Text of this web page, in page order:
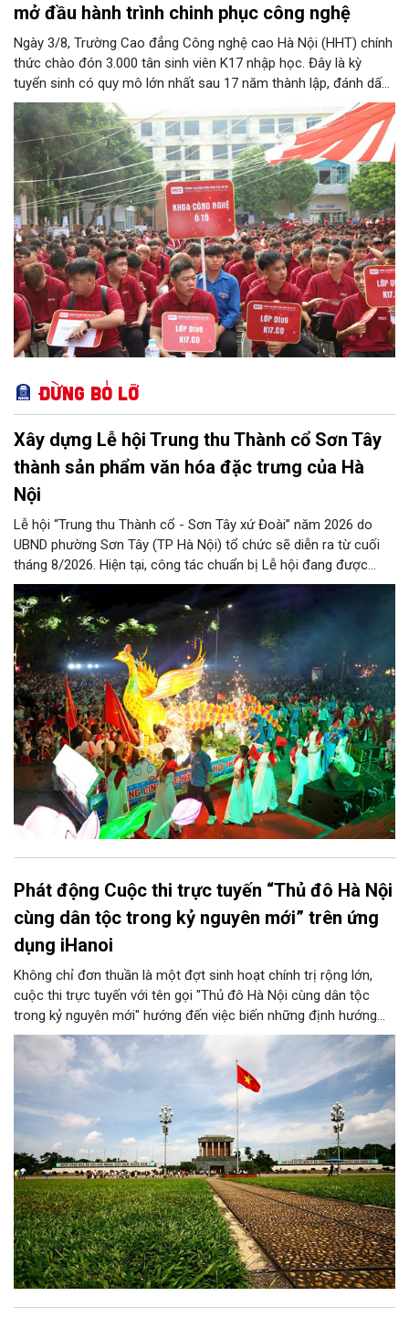
mở đầu hành trình chinh phục công nghệ
Ngày 3/8, Trường Cao đẳng Công nghệ cao Hà Nội (HHT) chính
thức chào đón 3.000 tân sinh viên K17 nhập học. Đây là kỳ
tuyển sinh có quy mô lớn nhất sau 17 năm thành lập, đánh dấu
bước chuyển mình quan trọng của nhà trường.
Đừng bỏ lỡ
Xây dựng Lễ hội Trung thu Thành cổ Sơn Tây
thành sản phẩm văn hóa đặc trưng của Hà
Nội
Lễ hội “Trung thu Thành cổ - Sơn Tây xứ Đoài” năm 2026 do
UBND phường Sơn Tây (TP Hà Nội) tổ chức sẽ diễn ra từ cuối
tháng 8/2026. Hiện tại, công tác chuẩn bị Lễ hội đang được
chính quyền phường Sơn Tây cùng các phòng, ban, ngành, đơn
vị và 25 tổ dân phố khẩn trương triển khai, tạo khí thế sôi nổi,
sẵn sàng mang đến cho Nhân dân và du khách một mùa Trung
thu quy mô, đặc sắc và giàu bản sắc văn hóa xứ Đoài.
Phát động Cuộc thi trực tuyến “Thủ đô Hà Nội
cùng dân tộc trong kỷ nguyên mới” trên ứng
dụng iHanoi
Không chỉ đơn thuần là một đợt sinh hoạt chính trị rộng lớn,
cuộc thi trực tuyến với tên gọi "Thủ đô Hà Nội cùng dân tộc
trong kỷ nguyên mới" hướng đến việc biến những định hướng
chiến lược trong Nghị quyết số 02-NQ/TW của Bộ Chính trị
thành niềm tin, thành nhận thức chung của mỗi người dân.